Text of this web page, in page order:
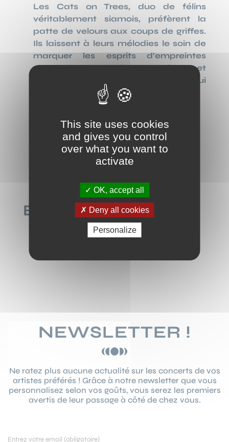
Les Cats on Trees, duo de félins
véritablement siamois, préfèrent la
patte de velours aux coups de griffes.
Ils laissent à leurs mélodies le soin de
marquer les esprits d’empreintes
redoutablement efficaces. Puissant et
touchant. des morceaux sauvages qui
jouent les animaux familiers.
EN CONCERT
NEWSLETTER !
Ne ratez plus aucune actualité sur les concerts de vos
artistes préférés ! Grâce à notre newsletter que vous
personnalisez selon vos goûts, vous serez les premiers
avertis de leur passage à côté de chez vous.
This site uses cookies
and gives you control
over what you want to
activate
OK, accept all
Deny all cookies
Personalize